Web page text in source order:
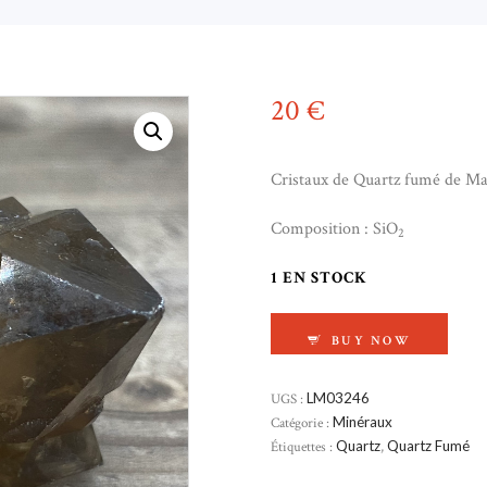
20 €
Cristaux de Quartz fumé de
Composition : SiO2
1 EN STOCK
BUY NOW
UGS : LM03246
Catégorie : Minéraux
Étiquettes : Quartz,Quartz Fumé